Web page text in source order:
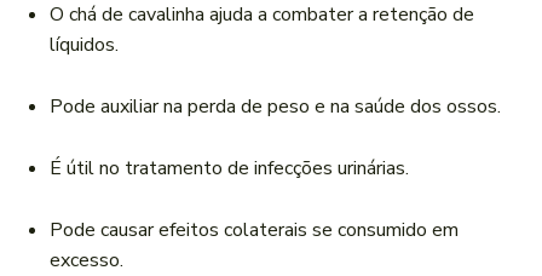
o O chá de cavalinha ajuda a combater a retenção de
líquidos.
Pode auxiliar na perda de peso e na saúde dos ossos.
É útil no tratamento de infecções urinárias.
Pode causar efeitos colaterais se consumido em
excesso.